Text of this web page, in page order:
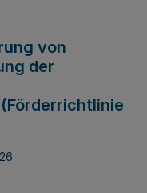
von
der